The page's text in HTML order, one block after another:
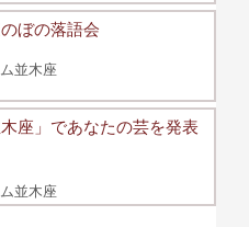
ぼの落語会
並木座
座」であなたの芸を発表
並木座